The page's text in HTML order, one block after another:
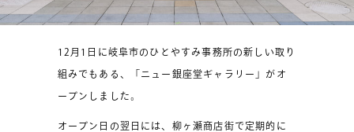
12月1日に岐阜市のひとやすみ事務所の新しい取り
組みでもある、「ニュー銀座堂ギャラリー」がオ
ープンしました。
オープン日の翌日には、柳ヶ瀬商店街で定期的に